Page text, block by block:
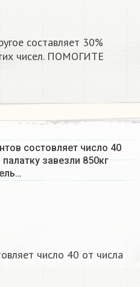
составляет 30%
чисел. ПОМОГИТЕ
состовляет число 40
завезли 850кг
число 40 от числа